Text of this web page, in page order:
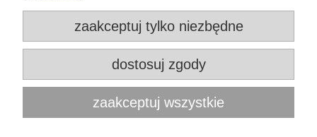
MOJE KONTO
INFORMACJE
Iron Oak| ul. Metalowca 30, 39-460 Nowa Dęba, woj.
podkarpackie | NIP: 8672016566 | REGON: 360520249 | e-
shop@iron-oak.pl | telefon:
zaakceptuj tylko niezbędne
dostosuj zgody
zaakceptuj wszystkie